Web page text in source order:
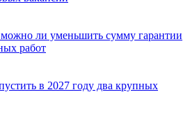
ли уменьшить сумму гарантии
работ
в 2027 году два крупных